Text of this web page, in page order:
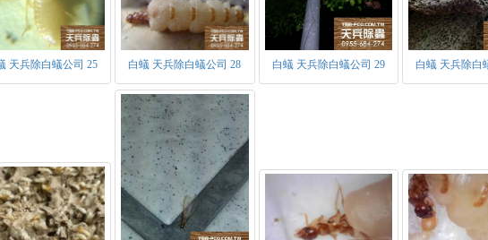
天兵除白蟻公司 25 白蟻 天兵除白蟻公司 28 白蟻 天兵除白蟻公司 29 白蟻 天兵除白